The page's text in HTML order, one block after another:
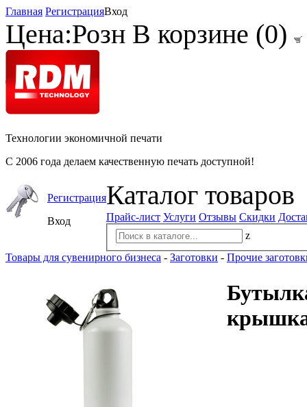
Главная РегистрацияВход
Цена:Розн В корзине (0)
Технологии экономичной печати
С 2006 года делаем качественную печать доступной!
Регистрация
Вход
Каталог товаров
Прайс-лист Услуги Отзывы Скидки
z
Товары для сувенирного бизнеса - Заготовки - Прочие